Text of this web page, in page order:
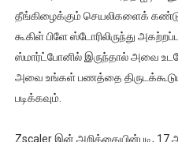
தீங்கிழைக்கும் செயலிகளைக்
கூகிள் பிளே ஸ்டோரிலிருந்து
ஸ்மார்ட்போனில் இருந்தால் அவை
அவை உங்கள் பணத்தை
படிக்கவும்.
Zscaler இன் அறிக்கையின்படி, 17